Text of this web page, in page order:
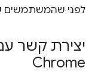
לפני שהמשתמשים
יצירת קשר
Chrome